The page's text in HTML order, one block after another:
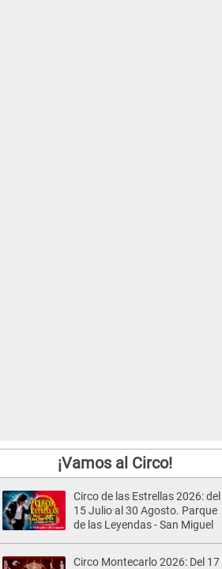
¡Vamos al Circo!
Circo de las Estrellas 2026: del
15 Julio al 30 Agosto. Parque
de las Leyendas - San Miguel
Circo Montecarlo 2026: Del 17